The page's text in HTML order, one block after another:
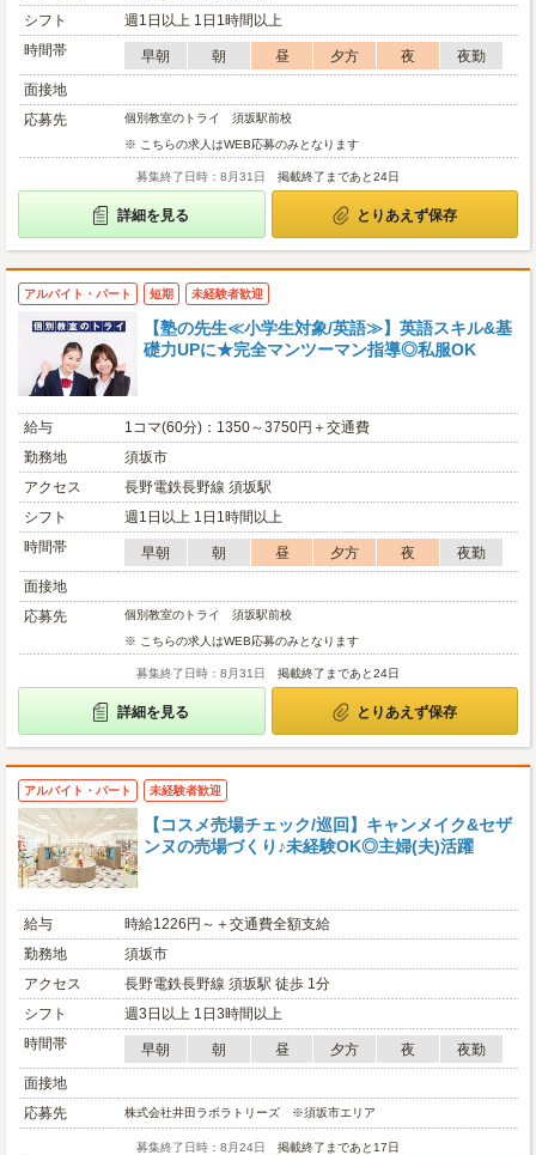
シフト
週1日以上 1日1時間以上
時間帯
早朝 朝 昼 夕方 夜
夜勤
面接地
応募先
個別教室のトライ 須坂駅前校
※ こちらの求人はWEB応募のみとなります
募集終了日時：8月31日 掲載終了まであと24日
詳細を見る とりあえず保存
アルバイト・パート 短期 未経験者歓迎
【塾の先生≪小学生対象/英語≫】英語スキル&基
礎力UPに★完全マンツーマン指導◎私服OK
給与
1コマ(60分)：1350～3750円＋交通費
勤務地
須坂市
アクセス
長野電鉄長野線 須坂駅
シフト
週1日以上 1日1時間以上
時間帯
早朝 朝 昼 夕方 夜
夜勤
面接地
応募先
個別教室のトライ 須坂駅前校
※ こちらの求人はWEB応募のみとなります
募集終了日時：8月31日 掲載終了まであと24日
詳細を見る とりあえず保存
アルバイト・パート 未経験者歓迎
【コスメ売場チェック/巡回】キャンメイク&セザ
ンヌの売場づくり♪未経験OK◎主婦(夫)活躍
給与
時給1226円～＋交通費全額支給
勤務地
須坂市
アクセス
長野電鉄長野線 須坂駅 徒歩 1分
シフト
週3日以上 1日3時間以上
時間帯
早朝 朝 昼 夕方 夜
夜勤
面接地
応募先
株式会社井田ラボラトリーズ ※須坂市エリア
募集終了日時：8月24日 掲載終了まであと17日